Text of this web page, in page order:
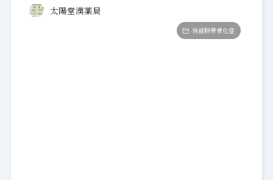
太陽堂漢薬局
後縦靭帯骨化症